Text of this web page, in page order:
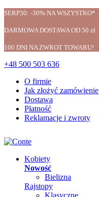
SERP30: -30% NA WSZYSTKO*
DARMOWA DOSTAWA OD 50 zł
100 DNI NA ZWROT TOWARU!
+48 500 503 636
O firmie
Jak złożyć zamówienie
Dostawa
Płatność
Reklamacje i zwroty
Kobiety
Nowość
Bielizna
Rajstopy
Klasyczne